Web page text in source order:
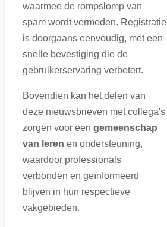
waarmee de rompslomp van
spam wordt vermeden. Registratie
is doorgaans eenvoudig, met een
snelle bevestiging die de
gebruikerservaring verbetert.
Bovendien kan het delen van
deze nieuwsbrieven met collega's
zorgen voor een gemeenschap
van leren en ondersteuning,
waardoor professionals
verbonden en geïnformeerd
blijven in hun respectieve
vakgebieden.